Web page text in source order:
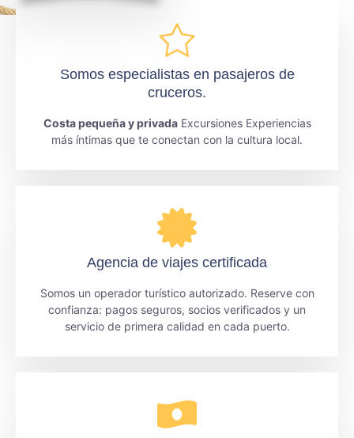
Somos especialistas en pasajeros de
cruceros.
Costa pequeña y privadaExcursiones Experiencias
más íntimas que te conectan con la cultura local.
Agencia de viajes certificada
Somos un operador turístico autorizado. Reserve con
confianza: pagos seguros, socios verificados y un
servicio de primera calidad en cada puerto.